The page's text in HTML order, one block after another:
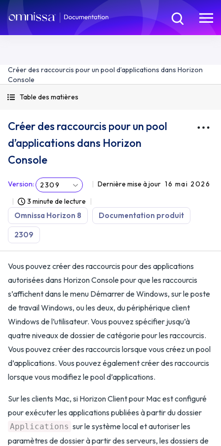
Créer des raccourcis pour un pool d’applications dans Horizon
Console
Table des matières
Créer des raccourcis pour un pool
d’applications dans Horizon
Console
Version: 2309 Dernière mise à jour 16 mai 2026
3 minute de lecture
Omnissa Horizon 8 Documentation produit
2309
Vous pouvez créer des raccourcis pour des applications
autorisées dans Horizon Console pour que les raccourcis
s’affichent dans le menu Démarrer de Windows, sur le poste
de travail Windows, ou les deux, du périphérique client
Windows de l’utilisateur. Vous pouvez spécifier jusqu’à
quatre niveaux de dossier de catégorie pour les raccourcis.
Vous pouvez créer des raccourcis lorsque vous créez un pool
d’applications. Vous pouvez également créer des raccourcis
lorsque vous modifiez le pool d’applications.
Sur les clients Mac, si Horizon Client pour Mac est configuré
pour exécuter les applications publiées à partir du dossier
Applications sur le système local et autoriser les
paramètres de dossier à partir des serveurs, les dossiers de